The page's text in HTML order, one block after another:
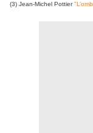
(3) Jean-Michel Pottier